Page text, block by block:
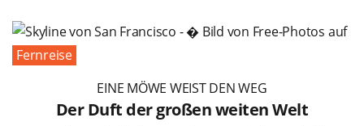
Fernreise
EINE MÖWE WEIST DEN WEG
Der Duft der großen weiten Welt